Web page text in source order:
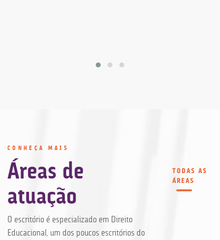
CONHEÇA MAIS
Áreas de
atuação
O escritório é especializado em Direito
Educacional, um dos poucos escritórios do
TODAS AS
ÁREAS